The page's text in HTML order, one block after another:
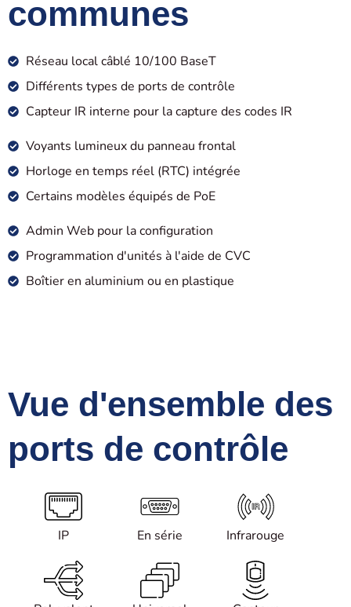
communes
Réseau local câblé 10/100 BaseT
Différents types de ports de contrôle
Capteur IR interne pour la capture des codes IR
Voyants lumineux du panneau frontal
Horloge en temps réel (RTC) intégrée
Certains modèles équipés de PoE
Admin Web pour la configuration
Programmation d'unités à l'aide de CVC
Boîtier en aluminium ou en plastique
Vue d'ensemble des
ports de contrôle
IP En série Infrarouge